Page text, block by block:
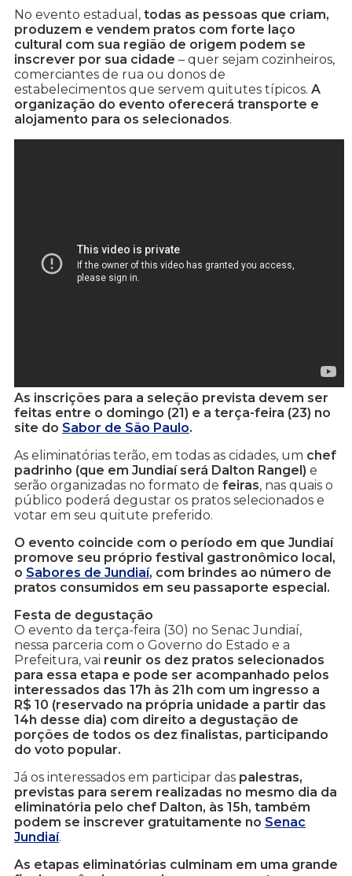
No evento estadual, todas as pessoas que criam,
produzem e vendem pratos com forte laço
cultural com sua região de origem podem se
inscrever por sua cidade – quer sejam cozinheiros,
comerciantes de rua ou donos de
estabelecimentos que servem quitutes típicos. A
organização do evento oferecerá transporte e
alojamento para os selecionados.
As inscrições para a seleção prevista devem ser
feitas entre o domingo (21) e a terça-feira (23) no
site do Sabor de São Paulo.
As eliminatórias terão, em todas as cidades, um chef
padrinho (que em Jundiaí será Dalton Rangel) e
serão organizadas no formato de feiras, nas quais o
público poderá degustar os pratos selecionados e
votar em seu quitute preferido.
O evento coincide com o período em que Jundiaí
promove seu próprio festival gastronômico local,
o Sabores de Jundiaí, com brindes ao número de
pratos consumidos em seu passaporte especial.
Festa de degustação
O evento da terça-feira (30) no Senac Jundiaí,
nessa parceria com o Governo do Estado e a
Prefeitura, vai reunir os dez pratos selecionados
para essa etapa e pode ser acompanhado pelos
interessados das 17h às 21h com um ingresso a
R$ 10 (reservado na própria unidade a partir das
14h desse dia) com direito a degustação de
porções de todos os dez finalistas, participando
do voto popular.
Já os interessados em participar das palestras,
previstas para serem realizadas no mesmo dia da
eliminatória pelo chef Dalton, às 15h, também
podem se inscrever gratuitamente no Senac
Jundiaí.
As etapas eliminatórias culminam em uma grande